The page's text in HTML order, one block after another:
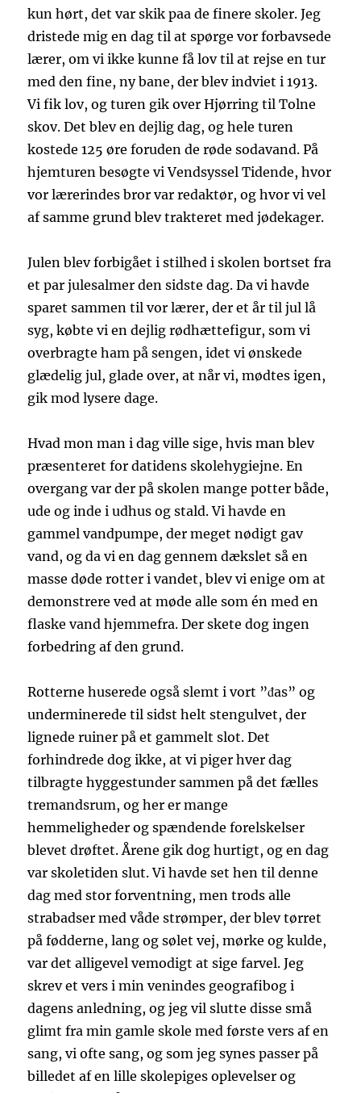
kun hørt, det var skik paa de finere skoler. Jeg
dristede mig en dag til at spørge vor forbavsede
lærer, om vi ikke kunne få lov til at rejse en tur
med den fine, ny bane, der blev indviet i 1913.
Vi fik lov, og turen gik over Hjørring til Tolne
skov. Det blev en dejlig dag, og hele turen
kostede 125 øre foruden de røde sodavand. På
hjemturen besøgte vi Vendsyssel Tidende, hvor
vor lærerindes bror var redaktør, og hvor vi vel
af samme grund blev trakteret med jødekager.
Julen blev forbigået i stilhed i skolen bortset fra
et par julesalmer den sidste dag. Da vi havde
sparet sammen til vor lærer, der et år til jul lå
syg, købte vi en dejlig rødhættefigur, som vi
overbragte ham på sengen, idet vi ønskede
glædelig jul, glade over, at når vi, mødtes igen,
gik mod lysere dage.
Hvad mon man i dag ville sige, hvis man blev
præsenteret for datidens skolehygiejne. En
overgang var der på skolen mange potter både,
ude og inde i udhus og stald. Vi havde en
gammel vandpumpe, der meget nødigt gav
vand, og da vi en dag gennem dækslet så en
masse døde rotter i vandet, blev vi enige om at
demonstrere ved at møde alle som én med en
flaske vand hjemmefra. Der skete dog ingen
forbedring af den grund.
Rotterne huserede også slemt i vort ”đas” og
underminerede til sidst helt stengulvet, der
lignede ruiner på et gammelt slot. Det
forhindrede dog ikke, at vi piger hver dag
tilbragte hyggestunder sammen på det fælles
tremandsrum, og her er mange
hemmeligheder og spændende forelskelser
blevet drøftet. Årene gik dog hurtigt, og en dag
var skoletiden slut. Vi havde set hen til denne
dag med stor forventning, men trods alle
strabadser med våde strømper, der blev tørret
på fødderne, lang og sølet vej, mørke og kulde,
var det alligevel vemodigt at sige farvel. Jeg
skrev et vers i min venindes geografibog i
dagens anledning, og jeg vil slutte disse små
glimt fra min gamle skole med første vers af en
sang, vi ofte sang, og som jeg synes passer på
billedet af en lille skolepiges oplevelser og